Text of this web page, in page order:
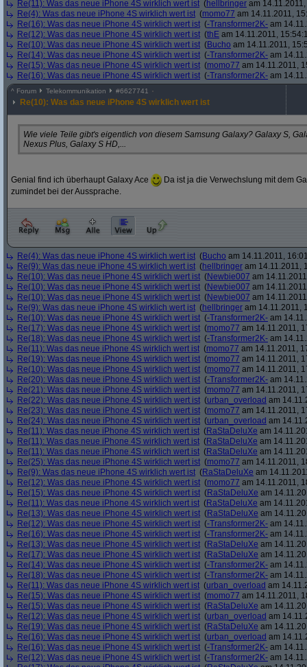
Re(11): Was das neue iPhone 4S wirklich wert ist (hellbringer am
Re(4): Was das neue iPhone 4S wirklich wert ist (momo77 am 14.11.2011,
Re(16): Was das neue iPhone 4S wirklich wert ist (-Transformer2K- am
Re(12): Was das neue iPhone 4S wirklich wert ist (thE am 14.11.2011,
Re(10): Was das neue iPhone 4S wirklich wert ist (Bucho am 14.11.2011,
Re(14): Was das neue iPhone 4S wirklich wert ist (-Transformer2K- am
Re(15): Was das neue iPhone 4S wirklich wert ist (momo77 am 14.11.2011,
Re(16): Was das neue iPhone 4S wirklich wert ist (-Transformer2K- am
^ Forum Telekommunikation #6627741
Re(10): Was das neue iPhone 4S wirklich wert ist
Wie viele Teile gibt's eigentlich von diesem Samsung Galaxy? Galaxy S,
Nexus Plus, Galaxy S HD,...
Genial find ich überhaupt Galaxy Ace
Da ist ja die Verwechslung mit dem
zumindet bei der Aussprache.
Re(4): Was das neue iPhone 4S wirklich wert ist (Bucho am 14.11.2011,
Re(9): Was das neue iPhone 4S wirklich wert ist (hellbringer am 14.11.2011,
Re(10): Was das neue iPhone 4S wirklich wert ist (Newbie007 am
Re(10): Was das neue iPhone 4S wirklich wert ist (Newbie007 am
Re(10): Was das neue iPhone 4S wirklich wert ist (Newbie007 am
Re(9): Was das neue iPhone 4S wirklich wert ist (hellbringer am 14.11.2011,
Re(10): Was das neue iPhone 4S wirklich wert ist (-Transformer2K- am
Re(17): Was das neue iPhone 4S wirklich wert ist (momo77 am 14.11.2011,
Re(18): Was das neue iPhone 4S wirklich wert ist (-Transformer2K- am
Re(11): Was das neue iPhone 4S wirklich wert ist (momo77 am 14.11.2011,
Re(19): Was das neue iPhone 4S wirklich wert ist (momo77 am 14.11.2011,
Re(10): Was das neue iPhone 4S wirklich wert ist (momo77 am 14.11.2011,
Re(20): Was das neue iPhone 4S wirklich wert ist (-Transformer2K- am
Re(21): Was das neue iPhone 4S wirklich wert ist (momo77 am 14.11.2011,
Re(22): Was das neue iPhone 4S wirklich wert ist (urban_overload am
Re(23): Was das neue iPhone 4S wirklich wert ist (momo77 am 14.11.2011,
Re(24): Was das neue iPhone 4S wirklich wert ist (urban_overload am
Re(11): Was das neue iPhone 4S wirklich wert ist (RaStaDeluXe am
Re(11): Was das neue iPhone 4S wirklich wert ist (RaStaDeluXe am
Re(11): Was das neue iPhone 4S wirklich wert ist (RaStaDeluXe am
Re(25): Was das neue iPhone 4S wirklich wert ist (momo77 am 14.11.2011,
Re(9): Was das neue iPhone 4S wirklich wert ist (RaStaDeluXe am
Re(12): Was das neue iPhone 4S wirklich wert ist (momo77 am 14.11.2011,
Re(15): Was das neue iPhone 4S wirklich wert ist (RaStaDeluXe am
Re(11): Was das neue iPhone 4S wirklich wert ist (RaStaDeluXe am
Re(13): Was das neue iPhone 4S wirklich wert ist (RaStaDeluXe am
Re(12): Was das neue iPhone 4S wirklich wert ist (-Transformer2K- am
Re(16): Was das neue iPhone 4S wirklich wert ist (-Transformer2K- am
Re(13): Was das neue iPhone 4S wirklich wert ist (RaStaDeluXe am
Re(17): Was das neue iPhone 4S wirklich wert ist (RaStaDeluXe am
Re(14): Was das neue iPhone 4S wirklich wert ist (-Transformer2K- am
Re(18): Was das neue iPhone 4S wirklich wert ist (-Transformer2K- am
Re(11): Was das neue iPhone 4S wirklich wert ist (urban_overload am
Re(15): Was das neue iPhone 4S wirklich wert ist (momo77 am 14.11.2011,
Re(15): Was das neue iPhone 4S wirklich wert ist (RaStaDeluXe am
Re(12): Was das neue iPhone 4S wirklich wert ist (urban_overload am
Re(19): Was das neue iPhone 4S wirklich wert ist (RaStaDeluXe am
Re(16): Was das neue iPhone 4S wirklich wert ist (urban_overload am
Re(16): Was das neue iPhone 4S wirklich wert ist (-Transformer2K- am
Re(12): Was das neue iPhone 4S wirklich wert ist (-Transformer2K- am